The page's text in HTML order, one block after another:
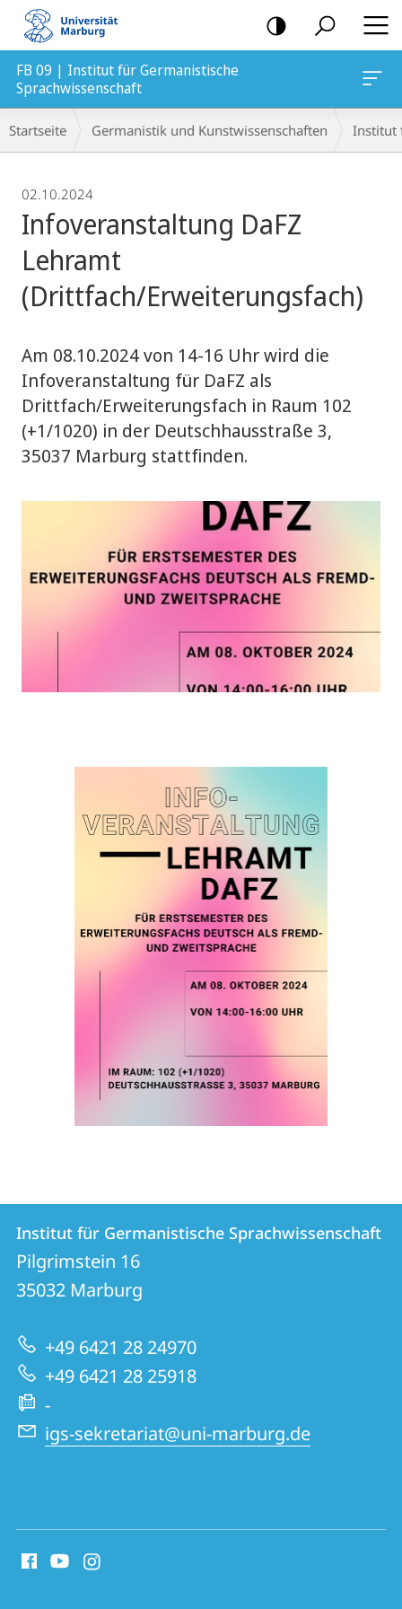
Mobile-
Navigation
FB 09 | Institut für Germanistische
Sprachwissenschaft
Breadcrumb-
Navigation
Startseite Germanistik und Kunstwissenschaften Institut
02.10.2024
Infoveranstaltung DaFZ
Lehramt
(Drittfach/Erweiterungsfach)
Am 08.10.2024 von 14-16 Uhr wird die
Infoveranstaltung für DaFZ als
Drittfach/Erweiterungsfach in Raum 102
(+1/1020) in der Deutschhausstraße 3,
35037 Marburg stattfinden.
Kontakt
und
Informationen
zur
Website
Kontaktinformationen
Institut
für
Germanistische
Sprachwissenschaft
Institut für Germanistische Sprachwissenschaft
Pilgrimstein 16
35032 Marburg
+49 6421 28 24970
+49 6421 28 25918
-
igs-sekretariat@uni-marburg.de
Media